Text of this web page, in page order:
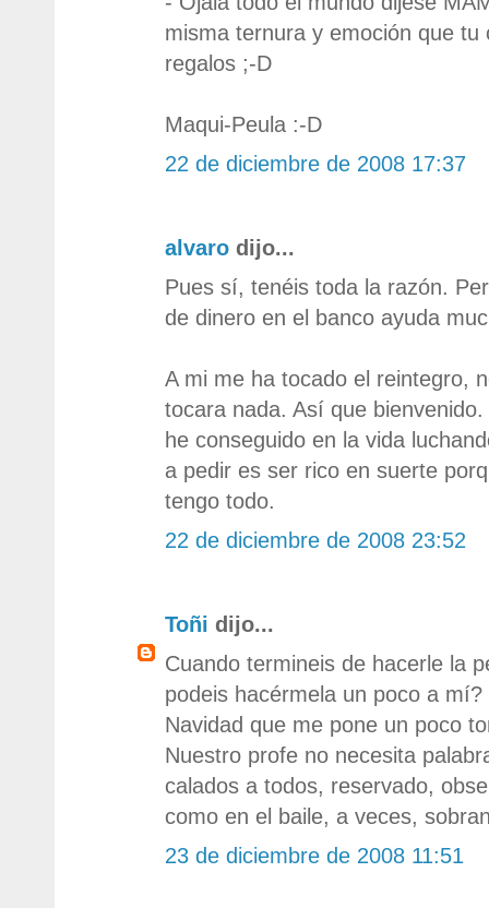
misma ternura y emoción que tu
regalos ;-D
Maqui-Peula :-D
22 de diciembre de 2008 17:37
alvaro dijo...
Pues sí, tenéis toda la razón.
de dinero en el banco ayuda
A mi me ha tocado el reintegro,
tocara nada. Así que
he conseguido en la vida
a pedir es ser rico en suerte
tengo todo.
22 de diciembre de 2008 23:52
Toñi dijo...
Cuando termineis de hacerle la
podeis hacérmela un poco a
Navidad que me pone un poco
Nuestro profe no necesita
calados a todos, reservado,
como en el baile, a veces,
23 de diciembre de 2008 11:51